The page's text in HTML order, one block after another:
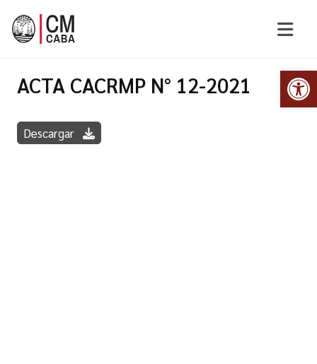
ACTA CACRMP N° 12-2021
Descargar